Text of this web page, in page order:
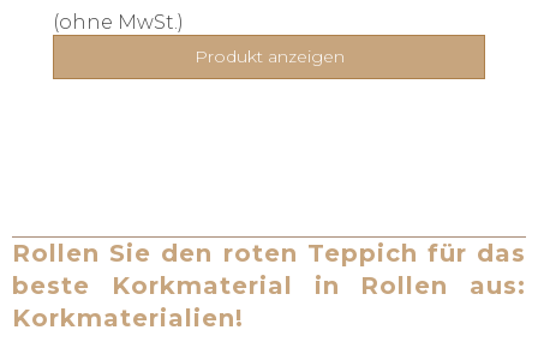
(ohne MwSt.)
Produkt anzeigen
Rollen Sie den roten Teppich für das
beste Korkmaterial in Rollen aus:
Korkmaterialien!